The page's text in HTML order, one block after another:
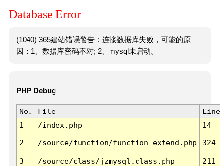
Database Error
(1040) 365建站错误警告：连接数据库失败，可能的原
因：1、数据库密码不对; 2、mysql未启动。
PHP Debug
No. File
Line
1
/index.php 14
2 /source/function/function_extend.php 324
3 /source/class/jzmysql.class.php
211